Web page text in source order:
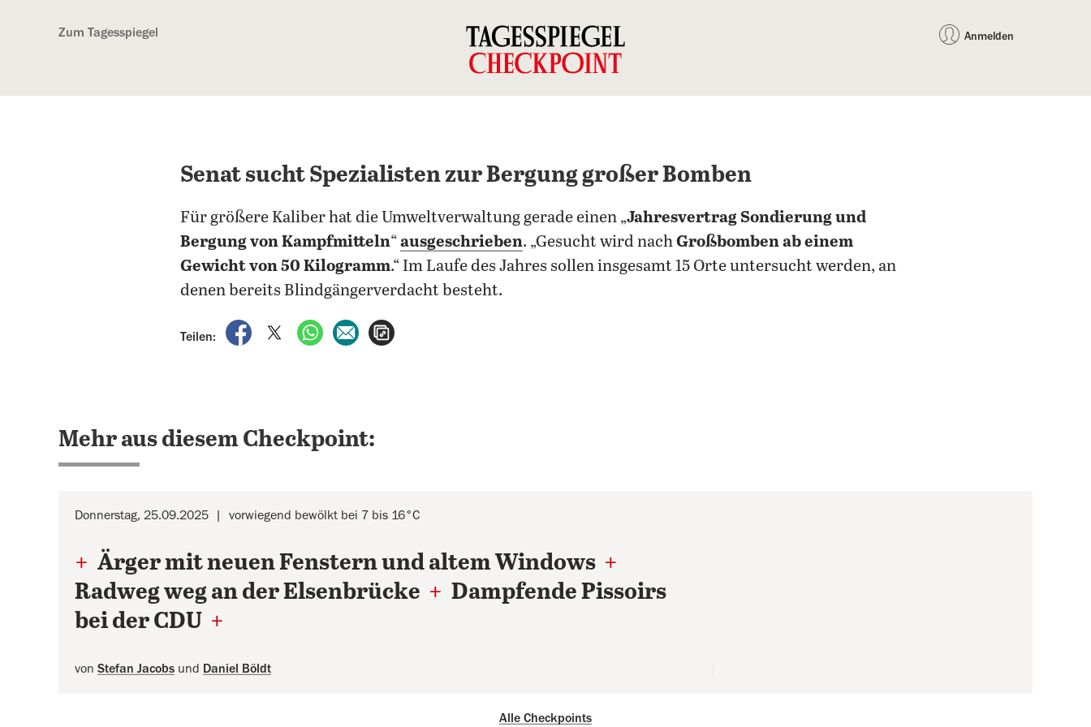
Zum Tagesspiegel Anmelden
Senat sucht Spezialisten zur Bergung großer Bomben
Für größere Kaliber hat die Umweltverwaltung gerade einen „Jahresvertrag Sondierung und
Bergung von Kampfmitteln“ausgeschrieben. „Gesucht wird nachGroßbomben ab einem
Gewicht von 50 Kilogramm.“ Im Laufe des Jahres sollen insgesamt 15 Orte untersucht werden, an
denen bereits Blindgängerverdacht besteht.
Teilen:
auf Facebook teilen
auf X teilenper WhatsApp teilen
per E-Mail teilen
Mehr aus diesem Checkpoint:
Donnerstag, 25.09.2025 vorwiegend bewölkt bei 7 bis 16°C
+ Ärger mit neuen Fenstern und altem Windows +
Radweg weg an der Elsenbrücke + Dampfende Pissoirs
bei der CDU +
von Stefan Jacobs und Daniel Böldt
Alle Checkpoints